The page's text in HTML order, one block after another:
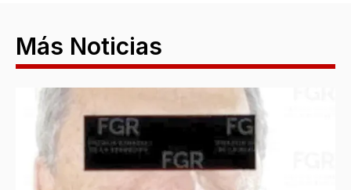
Más Noticias